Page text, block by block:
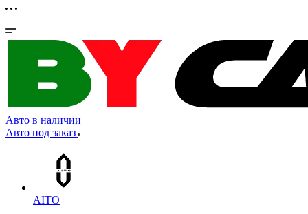
Авто в наличии
Авто под заказ
AITO